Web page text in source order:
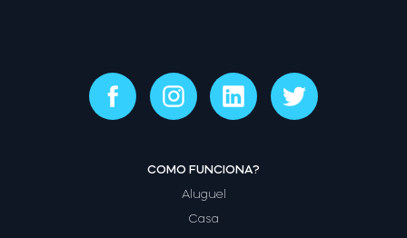
COMO FUNCIONA?
Aluguel
Casa